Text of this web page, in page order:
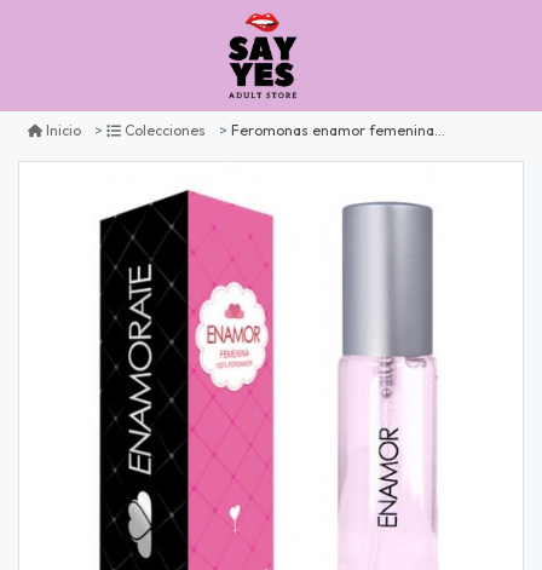
Inicio Colecciones Feromonas enamor femeninas 30ml